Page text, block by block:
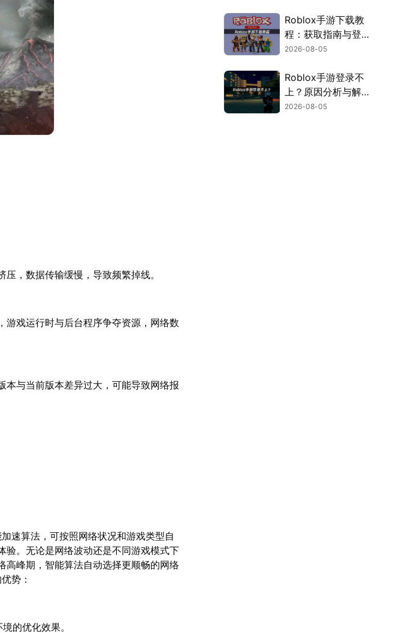
，数据传输缓慢，导致频繁掉线。
游戏运行时与后台程序争夺资源，网络数
本与当前版本差异过大，可能导致网络报
速算法，可按照网络状况和游戏类型自
验。无论是网络波动还是不同游戏模式下
高峰期，智能算法自动选择更顺畅的网络
势：
的优化效果。
Roblox手游下载教
程：获取指南与登录
解决方案！
2026-08-05
Roblox手游登录不
上？原因分析与解决
方案！
2026-08-05